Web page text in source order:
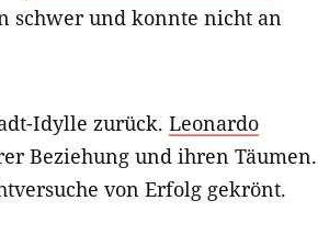
schwer und konnte nicht an
Idylle zurück. Leonardo
Beziehung und ihren Täumen.
von Erfolg gekrönt.